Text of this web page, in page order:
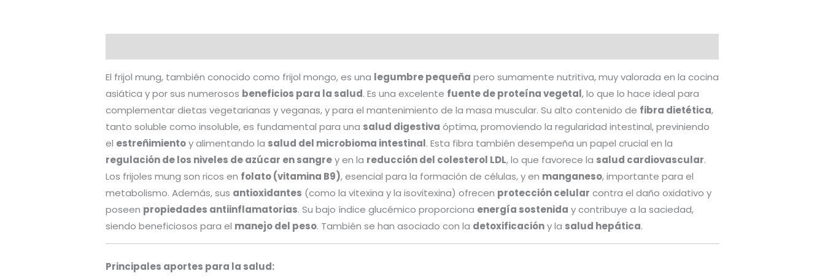
El frijol mung, también conocido como frijol mongo, es una legumbre pequeña pero sumamente nutritiva, muy valorada en la cocina
asiática y por sus numerosos beneficios para la salud. Es una excelente fuente de proteína vegetal, lo que lo hace ideal para
complementar dietas vegetarianas y veganas, y para el mantenimiento de la masa muscular. Su alto contenido de fibra dietética,
tanto soluble como insoluble, es fundamental para una salud digestiva óptima, promoviendo la regularidad intestinal, previniendo
el estreñimientoy alimentando la salud del microbioma intestinal. Esta fibra también desempeña un papel crucial en la
regulación de los niveles de azúcar en sangrey en la reducción del colesterol LDL, lo que favorece la salud cardiovascular.
Los frijoles mung son ricos en folato (vitamina B9), esencial para la formación de células, y en manganeso, importante para el
metabolismo. Además, sus antioxidantes (como la vitexina y la isovitexina) ofrecen protección celular contra el daño oxidativo y
poseen propiedades antiinflamatorias. Su bajo índice glucémico proporciona energía sostenida y contribuye a la saciedad,
siendo beneficiosos para el manejo del peso. También se han asociado con la detoxificacióny la salud hepática.
Principales aportes para la salud: